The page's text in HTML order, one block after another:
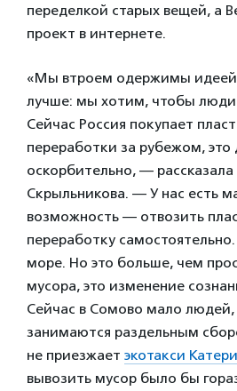
переделкой старых вещей, а
проект в интернете.
«Мы втроем одержимы идеей
лучше: мы хотим, чтобы люди
Сейчас Россия покупает
переработки за рубежом, это
оскорбительно, —
Скрыльникова. — У нас есть
возможность — отвозить
переработку
море. Но это больше, чем
мусора, это изменение
Сейчас в Сомово мало
занимаются раздельным
не приезжает экотакси
вывозить мусор было бы